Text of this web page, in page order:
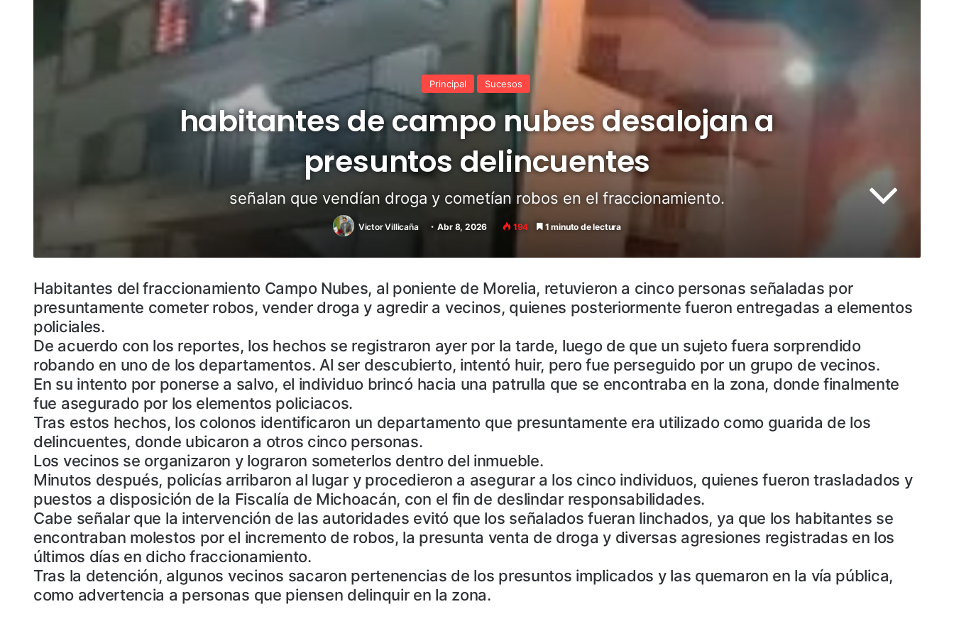
Principal Sucesos
habitantes de campo nubes desalojan a
presuntos delincuentes
señalan que vendían droga y cometían robos en el fraccionamiento.
Victor Villicaña Abr 8, 2026 194 1 minuto de lectura
Habitantes del fraccionamiento Campo Nubes, al poniente de Morelia, retuvieron a cinco personas señaladas por
presuntamente cometer robos, vender droga y agredir a vecinos, quienes posteriormente fueron entregadas a elementos
policiales.
De acuerdo con los reportes, los hechos se registraron ayer por la tarde, luego de que un sujeto fuera sorprendido
robando en uno de los departamentos. Al ser descubierto, intentó huir, pero fue perseguido por un grupo de vecinos.
En su intento por ponerse a salvo, el individuo brincó hacia una patrulla que se encontraba en la zona, donde finalmente
fue asegurado por los elementos policiacos.
Tras estos hechos, los colonos identificaron un departamento que presuntamente era utilizado como guarida de los
delincuentes, donde ubicaron a otros cinco personas.
Los vecinos se organizaron y lograron someterlos dentro del inmueble.
Minutos después, policías arribaron al lugar y procedieron a asegurar a los cinco individuos, quienes fueron trasladados y
puestos a disposición de la Fiscalía de Michoacán, con el fin de deslindar responsabilidades.
Cabe señalar que la intervención de las autoridades evitó que los señalados fueran linchados, ya que los habitantes se
encontraban molestos por el incremento de robos, la presunta venta de droga y diversas agresiones registradas en los
últimos días en dicho fraccionamiento.
Tras la detención, algunos vecinos sacaron pertenencias de los presuntos implicados y las quemaron en la vía pública,
como advertencia a personas que piensen delinquir en la zona.